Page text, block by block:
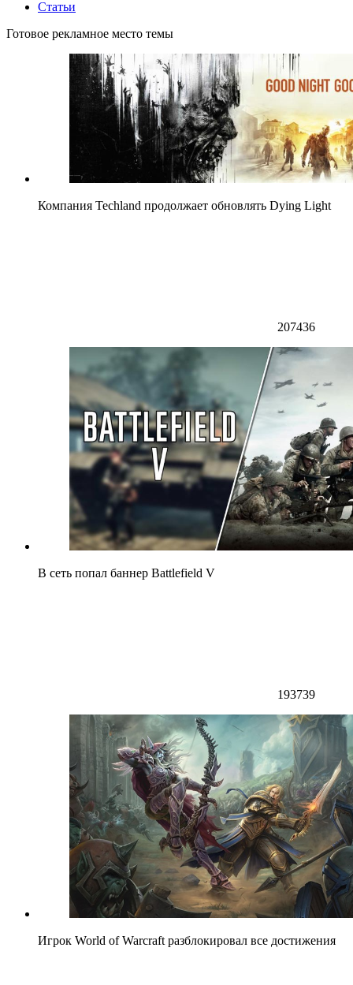
Статьи
Готовое рекламное место темы
Компания Techland продолжает обновлять Dying Light
207436
В сеть попал баннер Battlefield V
193739
Игрок World of Warcraft разблокировал все достижения